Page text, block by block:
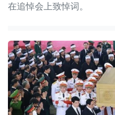
在追悼会上致悼词。